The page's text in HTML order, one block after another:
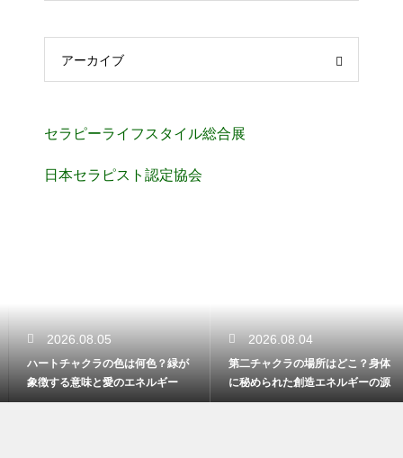
アーカイブ
セラピーライフスタイル総合展
日本セラピスト認定協会
2026.08.05
ハートチャクラの色は何色？緑が
象徴する意味と愛のエネルギー
2026.08.04
第二チャクラの場所はどこ？身体
に秘められた創造エネルギーの源